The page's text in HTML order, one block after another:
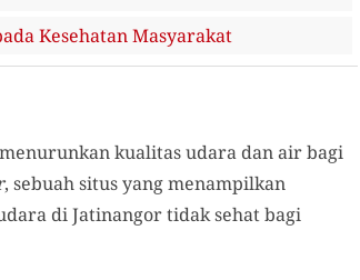
Kesehatan Masyarakat
kualitas udara dan air bagi
, sebuah situs yang menampilkan
di Jatinangor tidak sehat bagi